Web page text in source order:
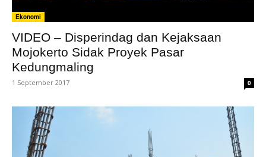
Ekonomi
VIDEO – Disperindag dan Kejaksaan
Mojokerto Sidak Proyek Pasar
Kedungmaling
1 September 2017 0